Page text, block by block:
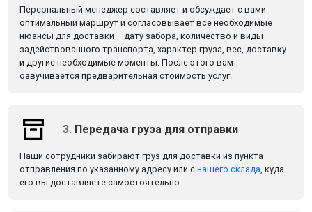
Персональный менеджер составляет и обсуждает с вами
оптимальный маршрут и согласовывает все необходимые
нюансы для доставки – дату забора, количество и виды
задействованного транспорта, характер груза, вес, доставку
и другие необходимые моменты. После этого вам
озвучивается предварительная стоимость услуг.
3. Передача груза для отправки
Наши сотрудники забирают груз для доставки из пункта
отправления по указанному адресу или с нашего склада , куда
его вы доставляете самостоятельно.